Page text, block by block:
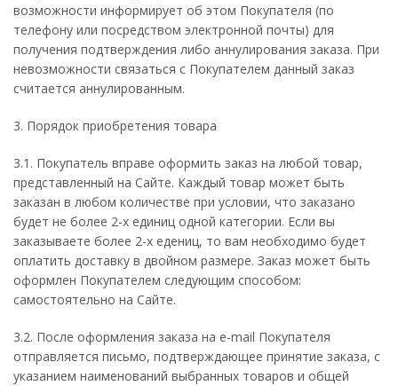
возможности информирует об этом Покупателя (по
телефону или посредством электронной почты) для
получения подтверждения либо аннулирования заказа. При
невозможности связаться с Покупателем данный заказ
считается аннулированным.
3. Порядок приобретения товара
3.1. Покупатель вправе оформить заказ на любой товар,
представленный на Сайте. Каждый товар может быть
заказан в любом количестве при условии, что заказано
будет не более 2-х единиц одной категории. Если вы
заказываете более 2-х едениц, то вам необходимо будет
оплатить доставку в двойном размере. Заказ может быть
оформлен Покупателем следующим способом:
самостоятельно на Сайте.
3.2. После оформления заказа на e-mail Покупателя
отправляется письмо, подтверждающее принятие заказа, с
указанием наименований выбранных товаров и общей